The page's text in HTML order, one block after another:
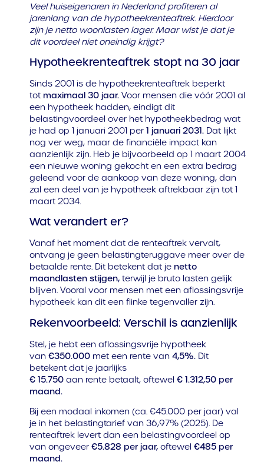
Veel huiseigenaren in Nederland profiteren al
jarenlang van de hypotheekrenteaftrek. Hierdoor
zijn je netto woonlasten lager. Maar wist je dat je
dit voordeel niet oneindig krijgt?
Hypotheekrenteaftrek stopt na 30 jaar
Sinds 2001 is de hypotheekrenteaftrek beperkt
tot maximaal 30 jaar.Voor mensen die vóór 2001 al
een hypotheek hadden, eindigt dit
belastingvoordeel over het hypotheekbedrag wat
je had op 1 januari 2001 per 1 januari 2031.Dat lijkt
nog ver weg, maar de financiële impact kan
aanzienlijk zijn. Heb je bijvoorbeeld op 1 maart 2004
een nieuwe woning gekocht en een extra bedrag
geleend voor de aankoop van deze woning, dan
zal een deel van je hypotheek aftrekbaar zijn tot 1
maart 2034.
Wat verandert er?
Vanaf het moment dat de renteaftrek vervalt,
ontvang je geen belastingteruggave meer over de
betaalde rente. Dit betekent dat je netto
maandlasten stijgen,terwijl je bruto lasten gelijk
blijven. Vooral voor mensen met een aflossingsvrije
hypotheek kan dit een flinke tegenvaller zijn.
Rekenvoorbeeld: Verschil is aanzienlijk
Stel, je hebt een aflossingsvrije hypotheek
van €350.000met een rente van 4,5%.Dit
betekent dat je jaarlijks
€ 15.750aan rente betaalt, oftewel € 1.312,50 per
maand.
Bij een modaal inkomen (ca. €45.000 per jaar) val
je in het belastingtarief van 36,97% (2025). De
renteaftrek levert dan een belastingvoordeel op
van ongeveer €5.828 per jaar,oftewel €485 per
maand.